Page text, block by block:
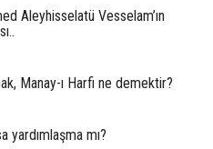
Aleyhisselatü Vesselam’ın
Manay-ı Harfi ne demektir?
yardımlaşma mı?